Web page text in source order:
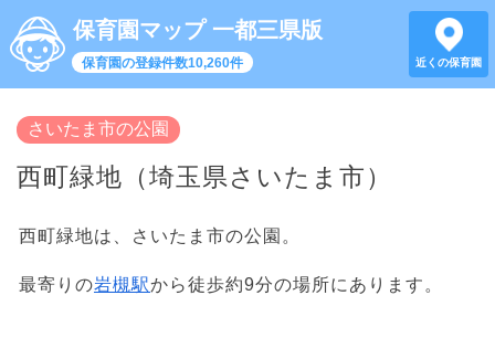
保育園マップ 一都三県版
保育園の登録件数10,260件 近くの保育園
さいたま市の公園
西町緑地（埼玉県さいたま市）
西町緑地は、さいたま市の公園。
最寄りの岩槻駅から徒歩約9分の場所にあります。